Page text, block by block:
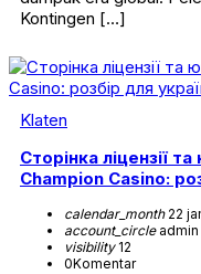
Kontingen […]
Klaten
Сторінка ліцензії
Champion Casino:
calendar_month22
account_circleadmin
visibility12
0Komentar